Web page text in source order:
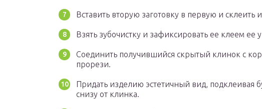
Вставить вторую заготовку в первую и склеить
Взять зубочистку и зафиксировать ее клеем ее
Соединить получившийся скрытый клинок с
прорези.
Придать изделию эстетичный вид, подклеивая
снизу от клинка.